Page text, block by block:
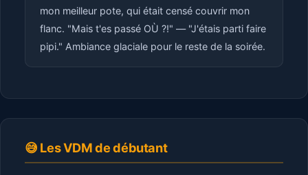
mon meilleur pote, qui était censé couvrir mon
flanc. "Mais t'es passé OÙ ?!" — "J'étais parti faire
pipi." Ambiance glaciale pour le reste de la soirée.
😅 Les VDM de débutant